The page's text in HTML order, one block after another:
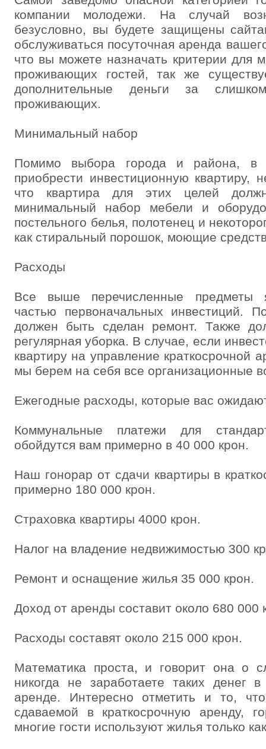
компании молодежи. На случай
безусловно, вы будете защищены
обслуживаться посуточная аренда
что вы можете назначать критерии для
проживающих гостей, так же
дополнительные деньги за
проживающих.
Минимальный набор
Помимо выбора города и района, в
приобрести инвестиционную квартиру,
что квартира для этих целей
минимальный набор мебели и
постельного белья, полотенец и
как стиральный порошок, моющие
Расходы
Все выше перечисленные предметы
частью первоначальных инвестиций.
должен быть сделан ремонт. Также
регулярная уборка. В случае, если
квартиру на управление краткосрочной
мы берем на себя все организационные
Ежегодные расходы, которые вас
Коммунальные платежи для
обойдутся вам примерно в 40 000 крон.
Наш гонорар от сдачи квартиры в
примерно 180 000 крон.
Страховка квартиры 4000 крон.
Налог на владение недвижимостью 300
Ремонт и оснащение жилья 35 000 крон.
Доход от аренды составит около 680 000
Расходы составят около 215 000 крон.
Математика проста, и говорит она о
никогда не заработаете таких денег
аренде. Интересно отметить и то,
сдаваемой в краткосрочную аренду,
многие гости используют жилья только